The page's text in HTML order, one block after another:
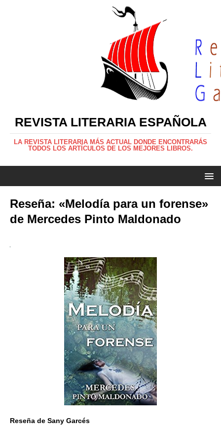
REVISTA LITERARIA ESPAÑOLA
LA REVISTA LITERARIA MÁS ACTUAL DONDE ENCONTRARÁS
TODOS LOS ARTÍCULOS DE LOS MEJORES LIBROS.
Reseña: «Melodía para un forense»
de Mercedes Pinto Maldonado
Reseña de Sany Garcés